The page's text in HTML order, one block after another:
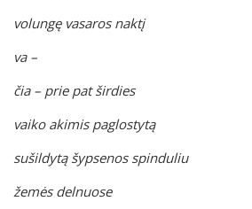
volungę vasaros naktį
va –
čia – prie pat širdies
vaiko akimis paglostytą
sušildytą šypsenos spinduliu
žemės delnuose